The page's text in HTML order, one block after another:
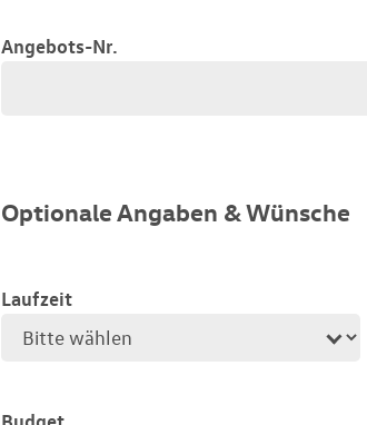
Angebots-Nr.
Optionale Angaben & Wünsche
Laufzeit